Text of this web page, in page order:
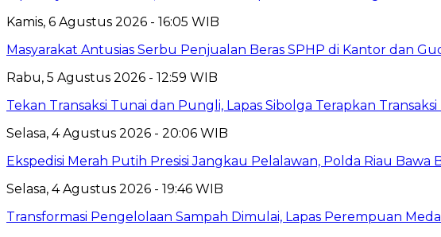
Kamis, 6 Agustus 2026 - 16:05 WIB
Masyarakat Antusias Serbu Penjualan Beras SPHP di Kantor dan
Rabu, 5 Agustus 2026 - 12:59 WIB
Tekan Transaksi Tunai dan Pungli, Lapas Sibolga Terapkan
Selasa, 4 Agustus 2026 - 20:06 WIB
Ekspedisi Merah Putih Presisi Jangkau Pelalawan, Polda Riau
Selasa, 4 Agustus 2026 - 19:46 WIB
Transformasi Pengelolaan Sampah Dimulai, Lapas Perempuan